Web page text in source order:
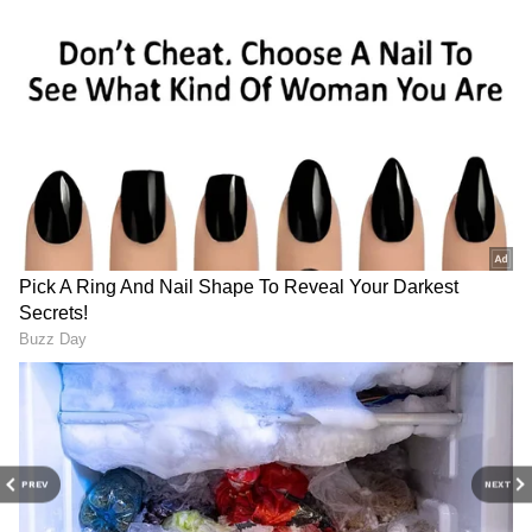
PREV NEXT
RECOMMENDED STORIES